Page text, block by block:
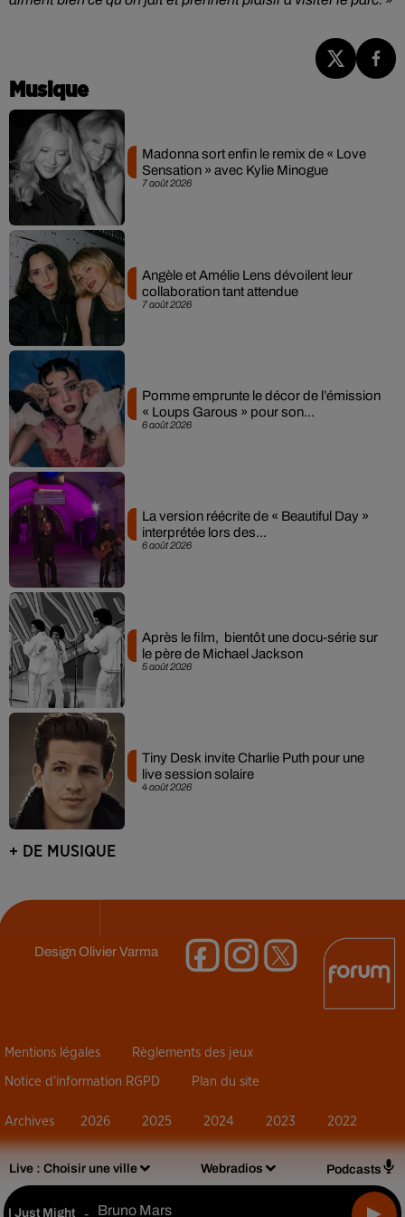
Live : Choisir une ville Webradios Podcasts
I Just Might - Bruno Mars
Musique
7 août 2026
Madonna sort enfin le remix de « Love
Sensation » avec Kylie Minogue
7 août 2026
Angèle et Amélie Lens dévoilent leur
collaboration tant attendue
6 août 2026
Pomme emprunte le décor de l’émission
« Loups Garous » pour son...
6 août 2026
La version réécrite de « Beautiful Day »
interprétée lors des...
5 août 2026
Après le film, bientôt une docu-série sur
le père de Michael Jackson
4 août 2026
Tiny Desk invite Charlie Puth pour une
live session solaire
+ DE MUSIQUE
DesignOlivier Varma
Mentions légales Règlements des jeux
Notice d’information RGPD Plan du site
Archives 2026 2025 2024 2023 2022